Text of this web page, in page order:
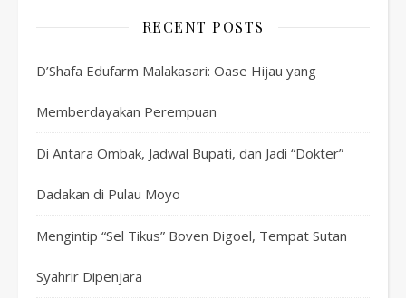
RECENT POSTS
D’Shafa Edufarm Malakasari: Oase Hijau yang
Memberdayakan Perempuan
Di Antara Ombak, Jadwal Bupati, dan Jadi “Dokter”
Dadakan di Pulau Moyo
Mengintip “Sel Tikus” Boven Digoel, Tempat Sutan
Syahrir Dipenjara